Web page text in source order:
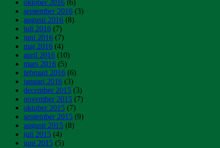
oktober 2016 (6)
september 2016 (3)
augusti 2016 (8)
juli 2016 (7)
juni 2016 (7)
maj 2016 (4)
april 2016 (10)
mars 2016 (5)
februari 2016 (6)
januari 2016 (3)
december 2015 (3)
november 2015 (7)
oktober 2015 (7)
september 2015 (9)
augusti 2015 (8)
juli 2015 (4)
juni 2015 (5)